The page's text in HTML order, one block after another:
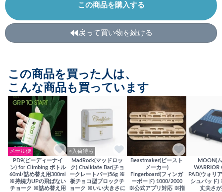
この商品を購入する
戻って買い物を続ける
この商品を買った人は、
こんな商品も買っています
メール便
PD9(ピーディーナイ
ン) for Climbing ボトル
60ml/詰め替え用300ml
※持続力UPの飛ばない
チョーク ※詰め替え用
×入荷待ち
MadRock(マッドロッ
ク) Chalklate Bar(チョ
ークレートバー)56g ※
板チョコ型ブロックチ
ョーク ※いい大きさに
Beastmaker(ビースト
メーカー)
Fingerboard(フィンガ
ーボード) 1000/2000
※公式アプリ対応 ※指
MOON(
WARRIOR
PAD(ウォリ
シュパッド)
丈夫さ